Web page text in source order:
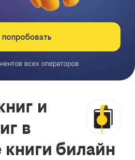
попробовать
всех операторов
и
в
билайн